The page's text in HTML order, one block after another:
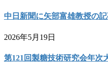
中日新聞に矢部富雄教授の
2026年5月19日
第121回製糖技術研究会年次